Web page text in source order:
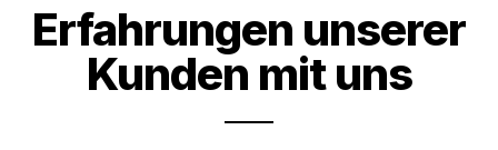
Erfahrungen unserer
Kunden mit uns